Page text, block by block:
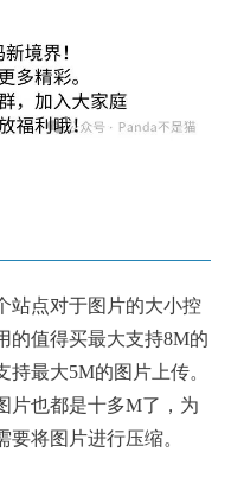
站点对于图片的大小控
的值得买最大支持8M的
最大5M的图片上传。
片也都是十多M了，为
将图片进行压缩。